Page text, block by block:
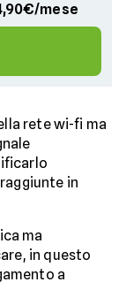
mese
rete wi-fi ma
in
ma
in questo
a